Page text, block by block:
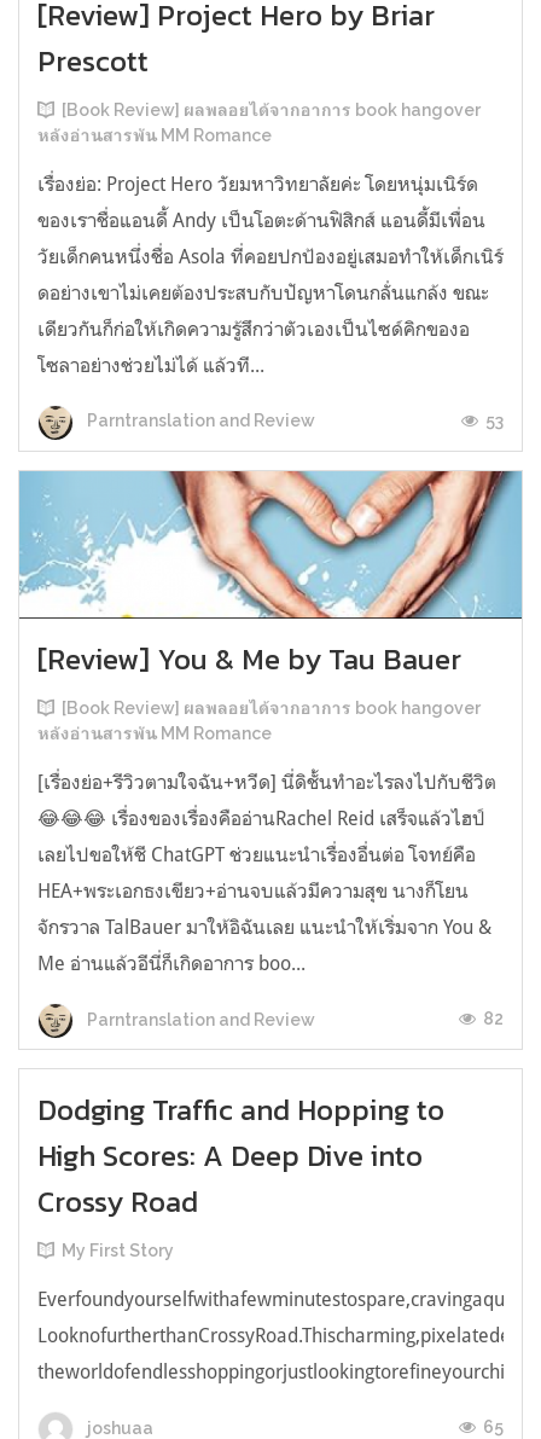
[Review] Project Hero by Briar
Prescott
[Book Review] ผลพลอยได้จากอาการ book hangover
หลังอ่านสารพัน MM Romance
เรื่องย่อ: Project Hero วัยมหาวิทยาลัยค่ะ โดยหนุ่มเนิร์ด
ของเราชื่อแอนดี้ Andy เป็นโอตะด้านฟิสิกส์ แอนดี้มีเพื่อน
วัยเด็กคนหนึ่งชื่อ Asola ที่คอยปกป้องอยู่เสมอทำให้เด็กเนิร์
ดอย่างเขาไม่เคยต้องประสบกับปัญหาโดนกลั่นแกล้ง ขณะ
เดียวกันก็ก่อให้เกิดความรู้สึกว่าตัวเองเป็นไซด์คิกของอ
โซลาอย่างช่วยไม่ได้ แล้วที...
Parntranslation and Review 53
[Review] You & Me by Tau Bauer
[Book Review] ผลพลอยได้จากอาการ book hangover
หลังอ่านสารพัน MM Romance
[เรื่องย่อ+รีวิวตามใจฉัน+หวีด] นี่ดิชั้นทำอะไรลงไปกับชีวิต
😂😂😂 เรื่องของเรื่องคืออ่านRachel Reid เสร็จแล้วไฮป์
เลยไปขอให้ชี ChatGPT ช่วยแนะนำเรื่องอื่นต่อ โจทย์คือ
HEA+พระเอกธงเขียว+อ่านจบแล้วมีความสุข นางก็โยน
จักรวาล TalBauer มาให้อิฉันเลย แนะนำให้เริ่มจาก You &
Me อ่านแล้วอีนี่ก็เกิดอาการ boo...
Parntranslation and Review 82
Dodging Traffic and Hopping to
High Scores: A Deep Dive into
Crossy Road
My First Story
joshuaa 65